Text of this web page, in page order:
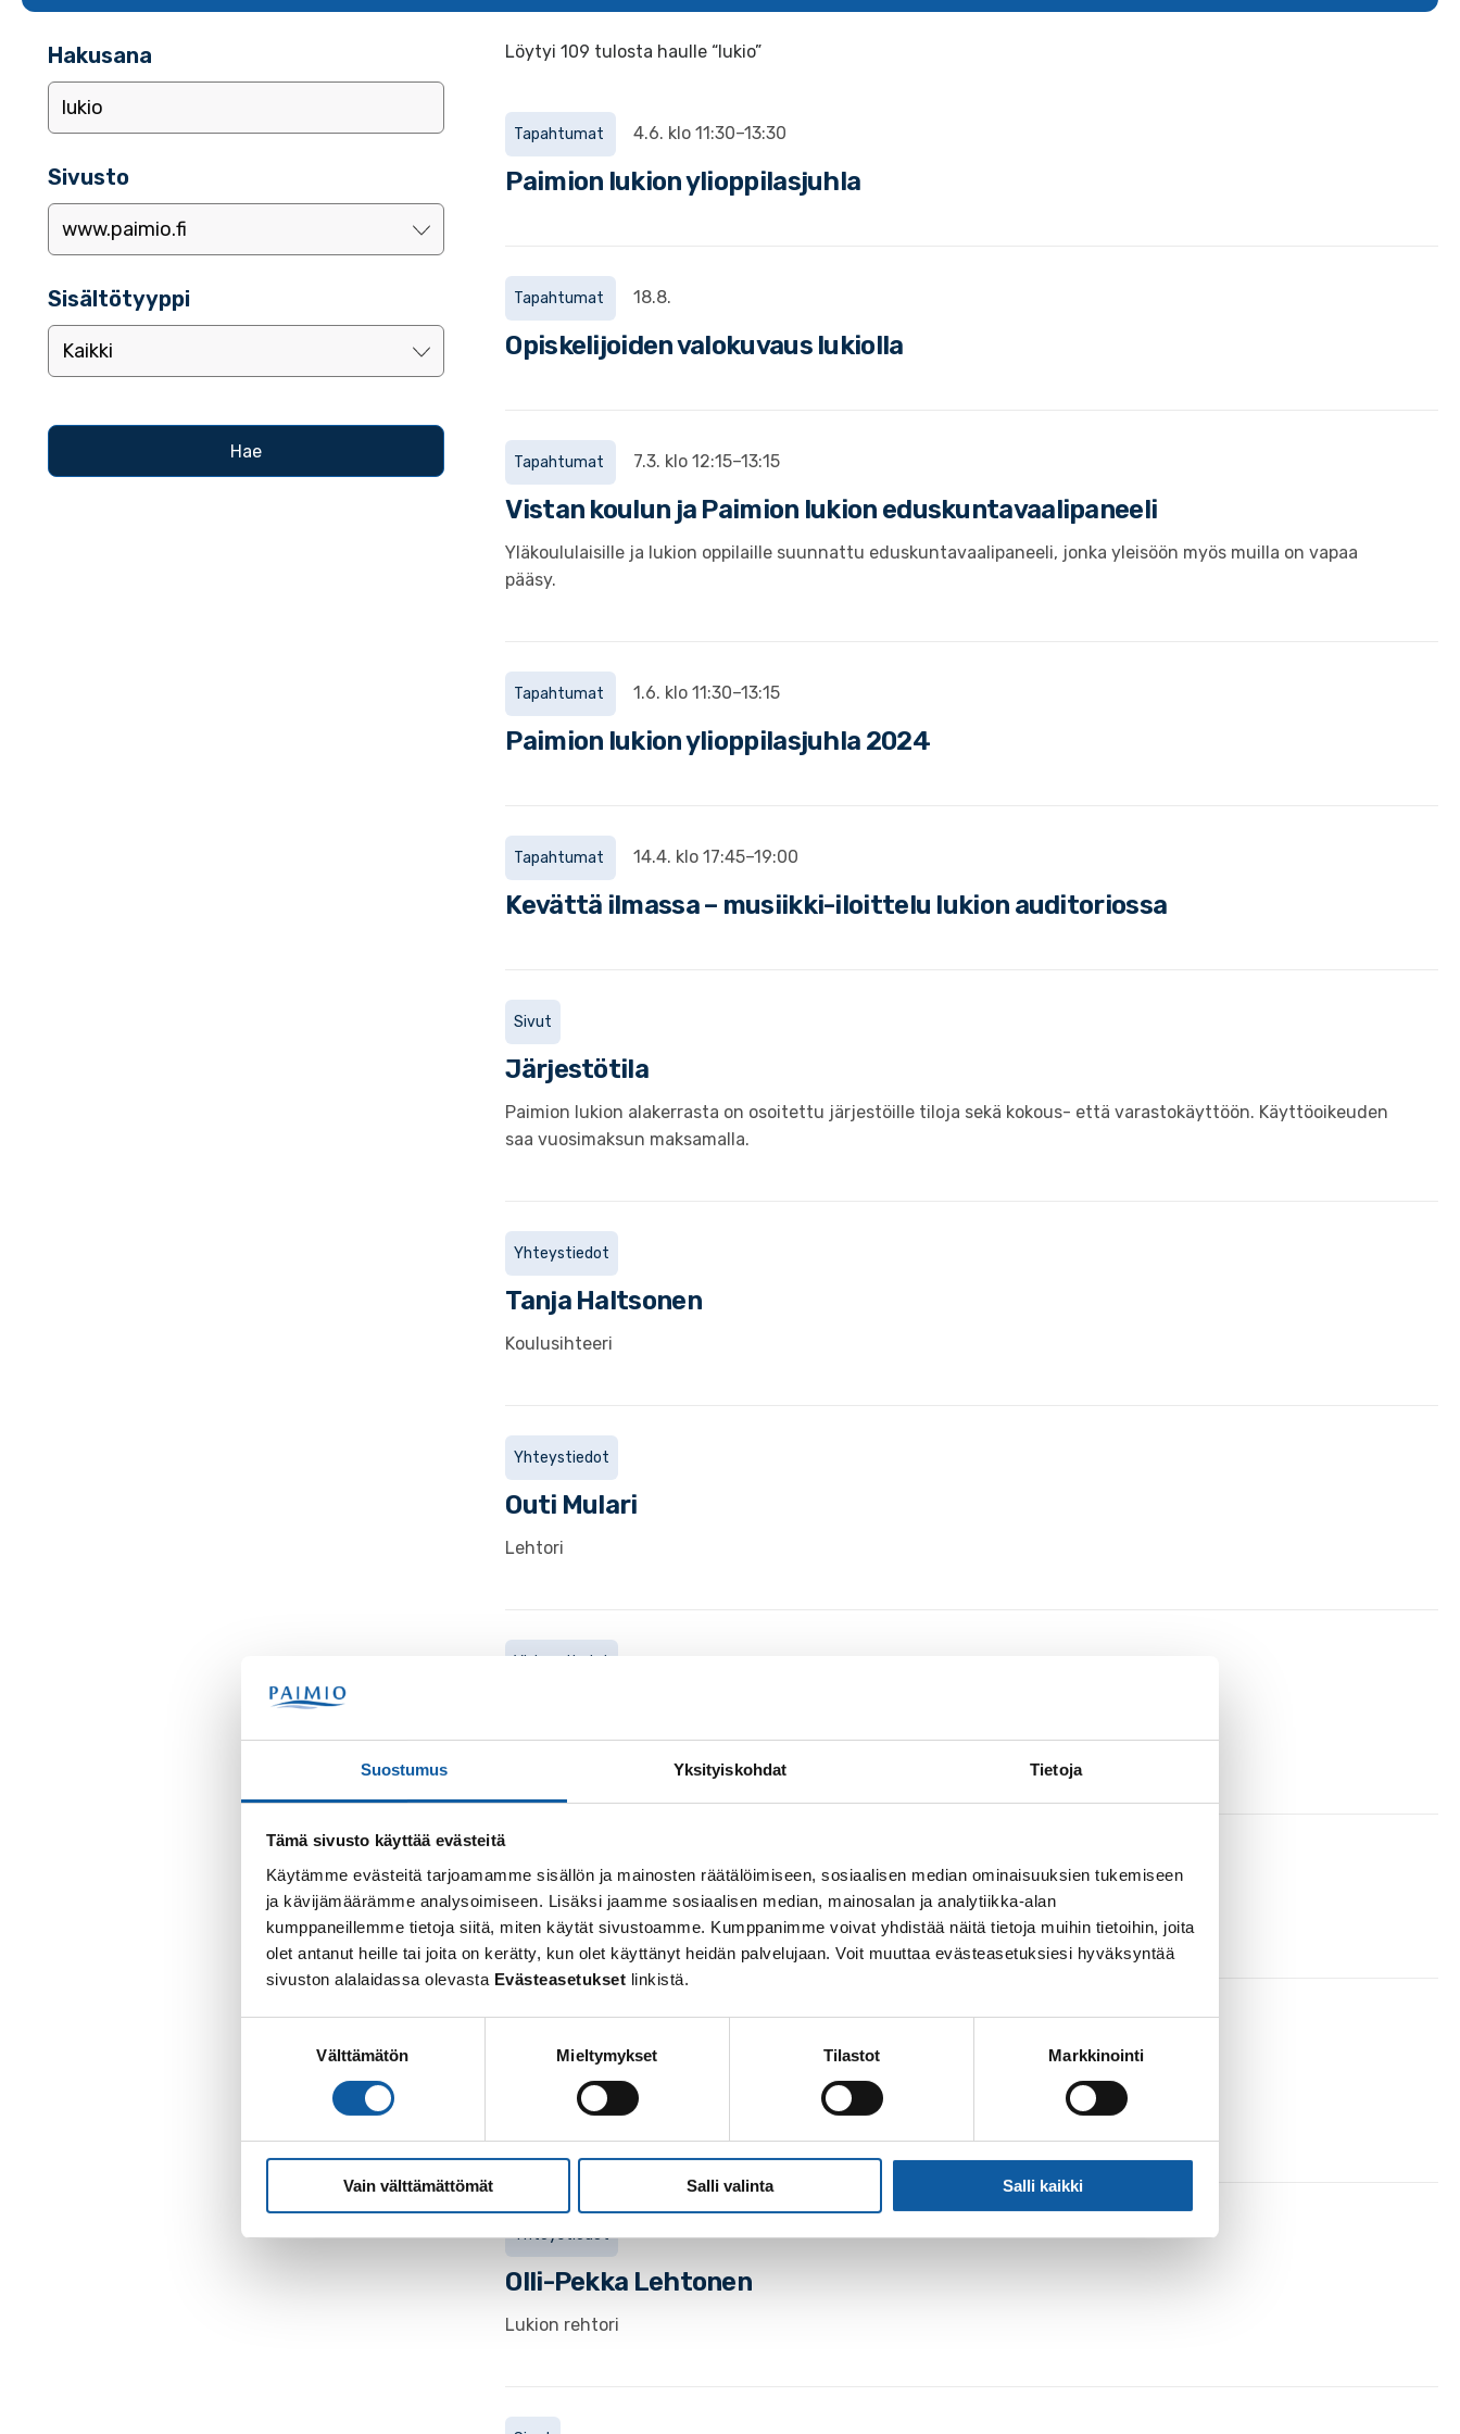
Suostumus Yksityiskohdat Tietoja
Tämä sivusto käyttää evästeitä
Käytämme evästeitä tarjoamamme sisällön ja mainosten räätälöimiseen, sosiaalisen median ominaisuuksien tukemiseen
ja kävijämäärämme analysoimiseen. Lisäksi jaamme sosiaalisen median, mainosalan ja analytiikka-alan
kumppaneillemme tietoja siitä, miten käytät sivustoamme. Kumppanimme voivat yhdistää näitä tietoja muihin tietoihin, joita
olet antanut heille tai joita on kerätty, kun olet käyttänyt heidän palvelujaan. Voit muuttaa evästeasetuksiesi hyväksyntää
sivuston alalaidassa olevasta Evästeasetukset linkistä.
Välttämätön Mieltymykset Tilastot Markkinointi
Vain välttämättömät Salli valinta Salli kaikki
Hakusana
Sivusto
Sisältötyyppi
Löytyi 109 tulosta haulle “lukio”
Tapahtumat 4.6. klo 11:30–13:30
Paimion lukion ylioppilasjuhla
Tapahtumat 18.8.
Opiskelijoiden valokuvaus lukiolla
Tapahtumat 7.3. klo 12:15–13:15
Vistan koulun ja Paimion lukion eduskuntavaalipaneeli
Yläkoululaisille ja lukion oppilaille suunnattu eduskuntavaalipaneeli, jonka yleisöön myös muilla on vapaa
pääsy.
Tapahtumat 1.6. klo 11:30–13:15
Paimion lukion ylioppilasjuhla 2024
Tapahtumat 14.4. klo 17:45–19:00
Kevättä ilmassa – musiikki-iloittelu lukion auditoriossa
Sivut
Järjestötila
Paimion lukion alakerrasta on osoitettu järjestöille tiloja sekä kokous- että varastokäyttöön. Käyttöoikeuden
saa vuosimaksun maksamalla.
Yhteystiedot
Tanja Haltsonen
Koulusihteeri
Yhteystiedot
Outi Mulari
Lehtori
Yhteystiedot
Sivut
Yhteisöt
Hanna-Kaisa
Yhteystiedot
Olli-Pekka Lehtonen
Lukion rehtori